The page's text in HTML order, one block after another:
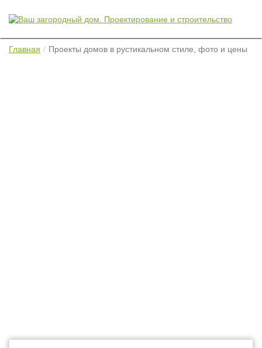
Главная Проекты домов в рустикальном стиле, фото и цены